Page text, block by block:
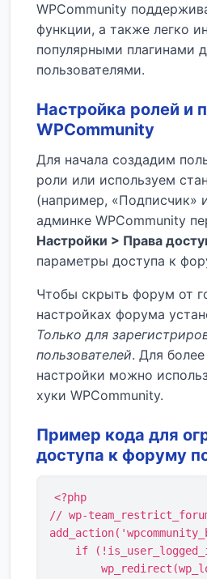
WPCommunity
функции, а также легко
популярными плагинами
пользователями.
Настройка ролей и
WPCommunity
Для начала создадим
роли или используем
(например, «Подписчик»
админке WPCommunity
Настройки > Права
параметры доступа к
Чтобы скрыть форум от
настройках форума
Только для
пользователей. Для
настройки можно
хуки WPCommunity.
Пример кода для
доступа к форуму
<?php
// wp-
if